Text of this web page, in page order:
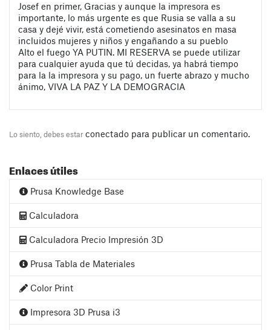
Josef en primer, Gracias y aunque la impresora es
importante, lo más urgente es que Rusia se valla a su
casa y dejé vivir, está cometiendo asesinatos en masa
incluidos mujeres y niños y engañando a su pueblo
Alto el fuego YA PUTIN. MI RESERVA se puede utilizar
para cualquier ayuda que tú decidas, ya habrá tiempo
para la la impresora y su pago, un fuerte abrazo y mucho
ánimo, VIVA LA PAZ Y LA DEMOGRACIA
Lo siento, debes estarconectado para publicar un comentario.
Enlaces útiles
Prusa Knowledge Base
Calculadora
Calculadora Precio Impresión 3D
Prusa Tabla de Materiales
Color Print
Impresora 3D Prusa i3